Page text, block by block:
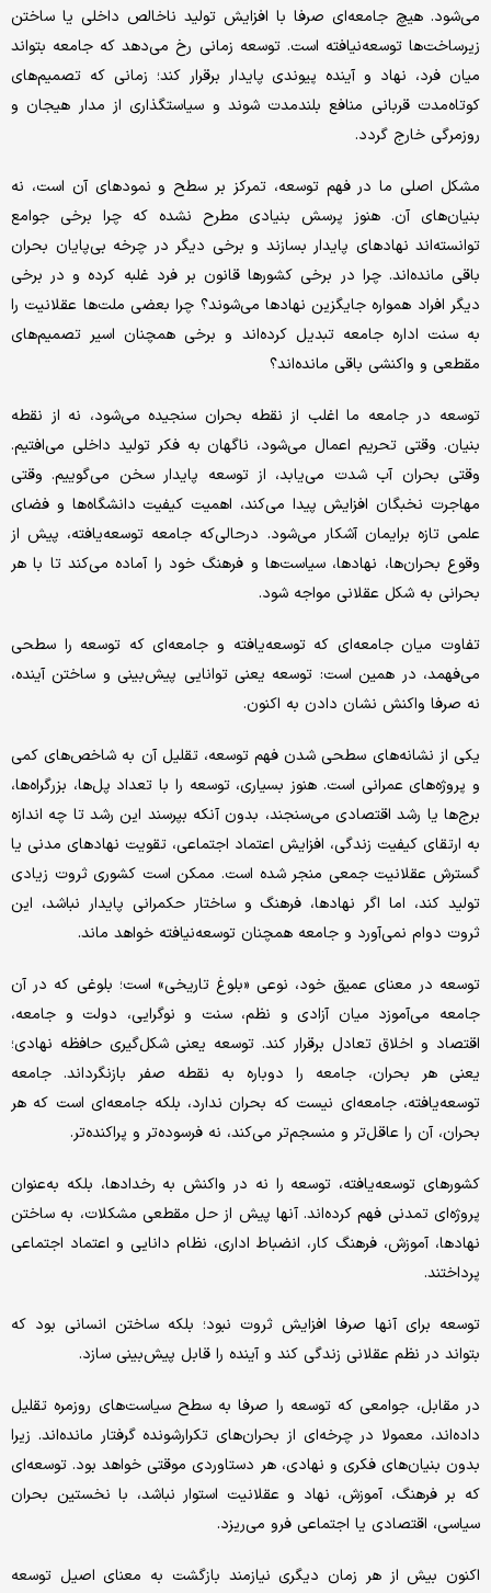
می‌شود. هیچ جامعه‌ای صرفا با افزایش تولید ناخالص داخلی یا ساختن
زیرساخت‌ها توسعه‌نیافته است. توسعه زمانی رخ می‌دهد که جامعه بتواند
میان فرد، نهاد و آینده پیوندی پایدار برقرار کند؛ زمانی که تصمیم‌های
کوتاه‌مدت قربانی منافع بلندمدت شوند و سیاستگذاری از مدار هیجان و
روزمرگی خارج گردد.
مشکل اصلی ما در فهم توسعه، تمرکز بر سطح و نمودهای آن است، نه
بنیان‌های آن. هنوز پرسش بنیادی مطرح نشده که چرا برخی جوامع
توانسته‌اند نهادهای پایدار بسازند و برخی دیگر در چرخه بی‌پایان بحران
باقی مانده‌اند. چرا در برخی کشورها قانون بر فرد غلبه کرده و در برخی
دیگر افراد همواره جایگزین نهادها می‌شوند؟ چرا بعضی ملت‌ها عقلانیت را
به سنت اداره جامعه تبدیل کرده‌اند و برخی همچنان اسیر تصمیم‌های
مقطعی و واکنشی باقی مانده‌اند؟
توسعه در جامعه ما اغلب از نقطه بحران سنجیده می‌شود، نه از نقطه
بنیان. وقتی تحریم اعمال می‌شود، ناگهان به فکر تولید داخلی می‌افتیم.
وقتی بحران آب شدت می‌یابد، از توسعه پایدار سخن می‌گوییم. وقتی
مهاجرت نخبگان افزایش پیدا می‌کند، اهمیت کیفیت دانشگاه‌ها و فضای
علمی تازه برایمان آشکار می‌شود. درحالی‌که جامعه توسعه‌یافته، پیش از
وقوع بحران‌ها، نهادها، سیاست‌ها و فرهنگ خود را آماده می‌کند تا با هر
بحرانی به شکل عقلانی مواجه شود.
تفاوت میان جامعه‌ای که توسعه‌یافته و جامعه‌ای که توسعه را سطحی
می‌فهمد، در همین است: توسعه یعنی توانایی پیش‌بینی و ساختن آینده،
نه صرفا واکنش نشان دادن به اکنون.
یکی از نشانه‌های سطحی شدن فهم توسعه، تقلیل آن به شاخص‌های کمی
و پروژه‌های عمرانی است. هنوز بسیاری، توسعه را با تعداد پل‌ها، بزرگراه‌ها،
برج‌ها یا رشد اقتصادی می‌سنجند، بدون آنکه بپرسند این رشد تا چه اندازه
به ارتقای کیفیت زندگی، افزایش اعتماد اجتماعی، تقویت نهادهای مدنی یا
گسترش عقلانیت جمعی منجر شده است. ممکن است کشوری ثروت زیادی
تولید کند، اما اگر نهادها، فرهنگ و ساختار حکمرانی پایدار نباشد، این
ثروت دوام نمی‌آورد و جامعه همچنان توسعه‌نیافته خواهد ماند.
توسعه در معنای عمیق خود، نوعی «بلوغ تاریخی» است؛ بلوغی که در آن
جامعه می‌آموزد میان آزادی و نظم، سنت و نوگرایی، دولت و جامعه،
اقتصاد و اخلاق تعادل برقرار کند. توسعه یعنی شکل‌گیری حافظه نهادی؛
یعنی هر بحران، جامعه را دوباره به نقطه صفر بازنگرداند. جامعه
توسعه‌یافته، جامعه‌ای نیست که بحران ندارد، بلکه جامعه‌ای است که هر
بحران، آن را عاقل‌تر و منسجم‌تر می‌کند، نه فرسوده‌تر و پراکنده‌تر.
کشورهای توسعه‌یافته، توسعه را نه در واکنش به رخدادها، بلکه به‌عنوان
پروژه‌ای تمدنی فهم کرده‌اند. آنها پیش از حل مقطعی مشکلات، به ساختن
نهادها، آموزش، فرهنگ کار، انضباط اداری، نظام دانایی و اعتماد اجتماعی
پرداختند.
توسعه برای آنها صرفا افزایش ثروت نبود؛ بلکه ساختن انسانی بود که
بتواند در نظم عقلانی زندگی کند و آینده را قابل پیش‌بینی سازد.
در مقابل، جوامعی که توسعه را صرفا به سطح سیاست‌های روزمره تقلیل
داده‌اند، معمولا در چرخه‌ای از بحران‌های تکرارشونده گرفتار مانده‌اند. زیرا
بدون بنیان‌های فکری و نهادی، هر دستاوردی موقتی خواهد بود. توسعه‌ای
که بر فرهنگ، آموزش، نهاد و عقلانیت استوار نباشد، با نخستین بحران
سیاسی، اقتصادی یا اجتماعی فرو می‌ریزد.
اکنون بیش از هر زمان دیگری نیازمند بازگشت به معنای اصیل توسعه